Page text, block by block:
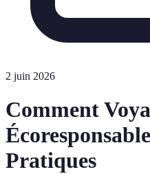
2 juin 2026
Comment
Pratiques